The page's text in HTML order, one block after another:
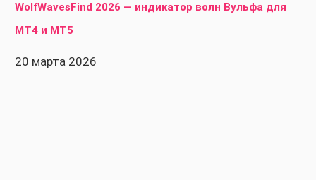
WolfWavesFind 2026 — индикатор волн Вульфа для
MT4 и MT5
20 марта 2026